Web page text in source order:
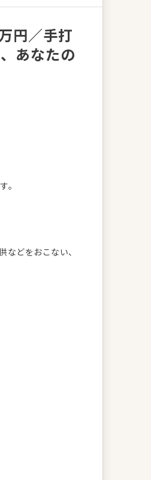
円／手打
あなたの
。
などをおこない、